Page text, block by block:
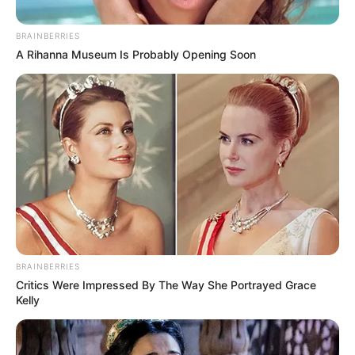
Foto de Archivo
Por:Elibardo León Estévez
Octubre 21, 2020
UNIRSE AL CANAL DE WHATSAPP
BRAINBERRIES
A Rihanna Museum Is Probably Opening Soon
BRAINBERRIES
Critics Were Impressed By The Way She Portrayed Grace
Kelly